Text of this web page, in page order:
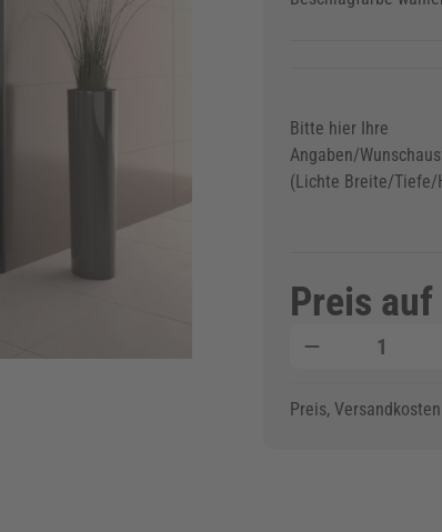
Bitte hier Ihre
Angaben/
(Lichte Breite/Tiefe/
Preis
Preis,